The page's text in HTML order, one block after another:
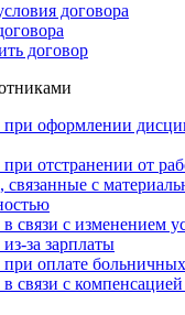
договора
договор
оформлении
отстранении от
с
связи с изменением
за зарплаты
оплате больничных
связи с